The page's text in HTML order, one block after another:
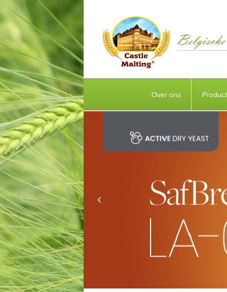
Over ons